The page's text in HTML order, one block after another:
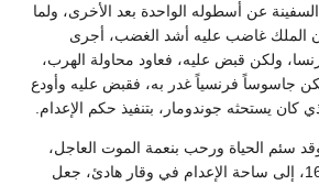
عن أسطوله الواحدة بعد الأخرى، ولما
أن الملك غاضب عليه أشد الغضب، أجرى
ولكن قبض عليه، فعاود محاولة الهرب،
جاسوساً فرنسياً غدر به، فقبض عليه وأودع
كان يستحثه جوندومار، بتنفيذ حكم الإعدام.
سئم الحياة ورحب بنعمة الموت العاجل،
فسار في 29 أكتوبر 1618، إلى ساحة الإعدام في وقار هادئ، جعل